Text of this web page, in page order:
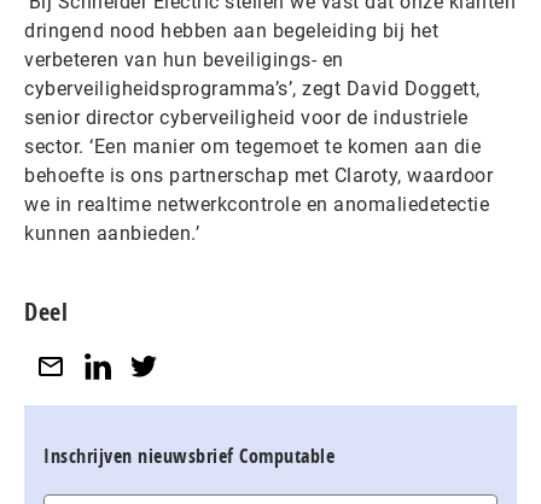
dringend nood hebben aan begeleiding bij het
verbeteren van hun beveiligings- en
cyberveiligheidsprogramma’s’, zegt David Doggett,
senior director cyberveiligheid voor de industriele
sector. ‘Een manier om tegemoet te komen aan die
behoefte is ons partnerschap met Claroty, waardoor
we in realtime netwerkcontrole en anomaliedetectie
kunnen aanbieden.’
Deel
Inschrijven nieuwsbrief Computable